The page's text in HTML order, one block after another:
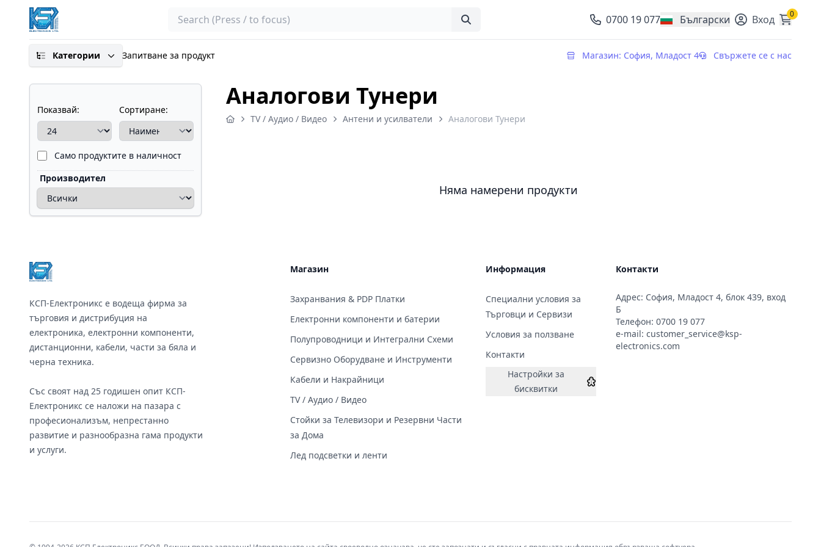
Search 0700 19 077 Български
, change currency Вход 0
Категории Запитване за продукт Магазин: София, Младост 4 Свържете се с нас
Показвай: Сортиране:
Само продуктите в наличност
Производител
Аналогови Тунери
TV / Аудио / Видео Антени и усилватели Аналогови Тунери
Няма намерени продукти
КСП-Електроникс е водеща фирма за
търговия и дистрибуция на
електроника, електронни компоненти,
дистанционни, кабели, части за бяла и
черна техника.
Със своят над 25 годишен опит КСП-
Електроникс се наложи на пазара с
професионализъм, непрестанно
развитие и разнообразна гама продукти
и услуги.
Магазин
Захранвания & PDP Платки
Електронни компоненти и батерии
Полупроводници и Интегрални Схеми
Сервизно Оборудване и Инструменти
Кабели и Накрайници
TV / Аудио / Видео
Стойки за Телевизори и Резервни Части
за Дома
Лед подсветки и ленти
Информация
Специални условия за
Търговци и Сервизи
Условия за ползване
Контакти
Настройки за
бисквитки
Контакти
Адрес: София, Младост 4, блок 439, вход
Б
Телефон: 0700 19 077
e-mail: customer_service@ksp-
electronics.com